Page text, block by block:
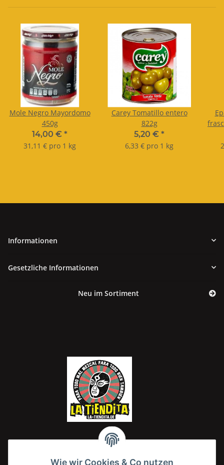
Mole Negro Mayordomo
450g
14,00 € *
31,11 € pro 1 kg
Carey Tomatillo entero
822g
5,20 € *
6,33 € pro 1 kg
Informationen
Gesetzliche Informationen
Neu im Sortiment
Wie wir Cookies & Co nutzen